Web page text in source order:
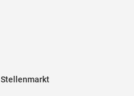
Stellenmarkt